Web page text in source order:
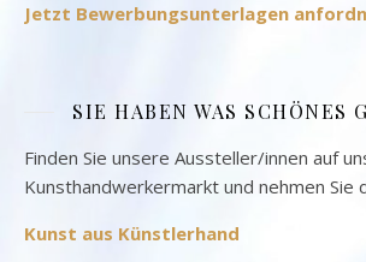
Jetzt Bewerbungsunterlagen
SIE HABEN WAS SCHÖNES
Finden Sie unsere Aussteller/innen auf
Kunsthandwerkermarkt und nehmen Sie
Kunst aus Künstlerhand